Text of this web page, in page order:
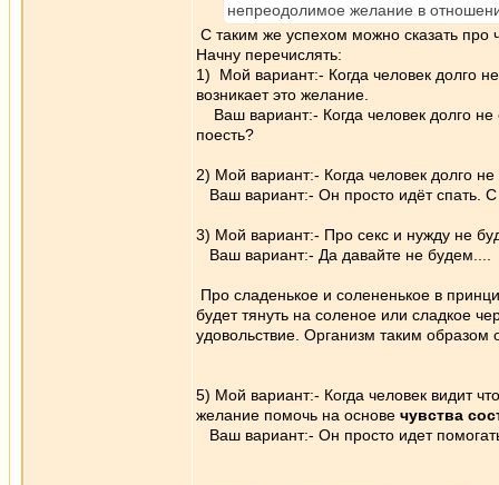
непреодолимое желание в
С таким же успехом можно сказать про
Начну перечислять:
1) Мой вариант:- Когда человек долго
возникает это желание.
Ваш вариант:- Когда человек долго не
поесть?
2) Мой вариант:- Когда человек долго
Ваш вариант:- Он просто идёт спать. С
3) Мой вариант:- Про секс и нужду не
Ваш вариант:- Да давайте не будем....
Про сладенькое и солененькое в
будет тянуть на соленое или сладкое
удовольствие. Организм таким
5) Мой вариант:- Когда человек видит
желание помочь на основе чувства
Ваш вариант:- Он просто идет